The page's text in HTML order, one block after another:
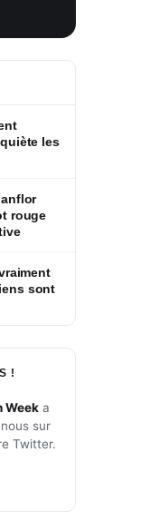
les
rouge
sont
!
Week a
sur
Twitter.